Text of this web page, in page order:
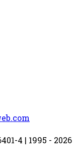
4 | 1995 - 2026